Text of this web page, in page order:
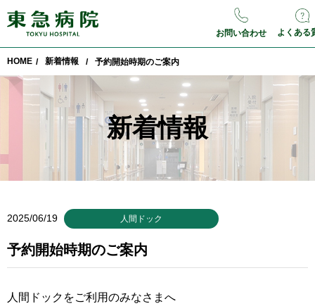
お問い合わせ よくある
HOME / 新着情報 / 予約開始時期のご案内
新着情報
2025/06/19 人間ドック
予約開始時期のご案内
人間ドックをご利用のみなさまへ